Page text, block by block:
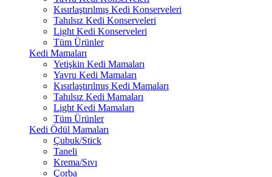
Kısırlaştırılmış Kedi Konserveleri
Tahılsız Kedi Konserveleri
Light Kedi Konserveleri
Tüm Ürünler
Kedi Mamaları
Yetişkin Kedi Mamaları
Yavru Kedi Mamaları
Kısırlaştırılmış Kedi Mamaları
Tahılsız Kedi Mamaları
Light Kedi Mamaları
Tüm Ürünler
Kedi Ödül Mamaları
Çubuk/Stick
Taneli
Krema/Sıvı
Çorba